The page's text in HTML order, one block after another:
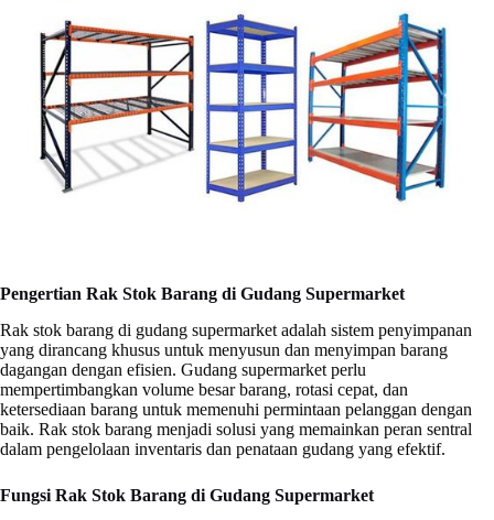
Pengertian Rak Stok Barang di Gudang Supermarket
Rak stok barang di gudang supermarket adalah sistem penyimpanan
yang dirancang khusus untuk menyusun dan menyimpan barang
dagangan dengan efisien. Gudang supermarket perlu
mempertimbangkan volume besar barang, rotasi cepat, dan
ketersediaan barang untuk memenuhi permintaan pelanggan dengan
baik. Rak stok barang menjadi solusi yang memainkan peran sentral
dalam pengelolaan inventaris dan penataan gudang yang efektif.
Fungsi Rak Stok Barang di Gudang Supermarket